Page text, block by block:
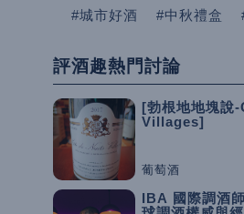
#城市好酒 #中秋禮盒
評酒趣熱門討論
[勃根地地塊
Villages]
葡萄酒
IBA 國際調酒